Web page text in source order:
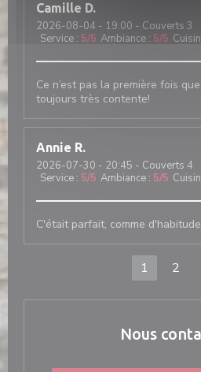
Camille D
2026-08-04 - 19:00 - Couverts 3
Service : 5/5 Ambiance : 5/5
Ce n’est pas la première fois
toujours très contente!
Annie R
2026-07-30 - 20:45 - Couverts 4
Service : 5/5 Ambiance : 5/5
C'était parfait, comme d'habitude
1 2
Nous